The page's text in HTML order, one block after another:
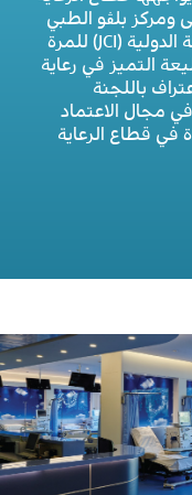
ومركز بلڨو الطبي
(BMC) رسميًا من قبل اللجنة المشتركة الدولية (JCI) للمرة
التميز في رعاية
باللجنة
في مجال الاعتماد
في قطاع الرعاية